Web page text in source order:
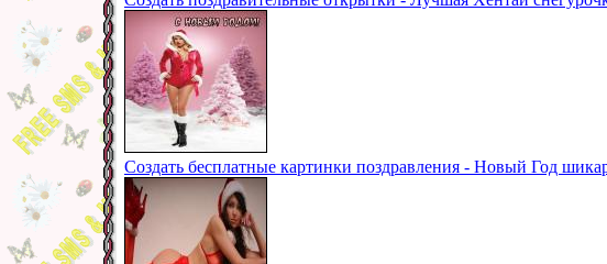
Создать бесплатные картинки поздравления - Новый Год